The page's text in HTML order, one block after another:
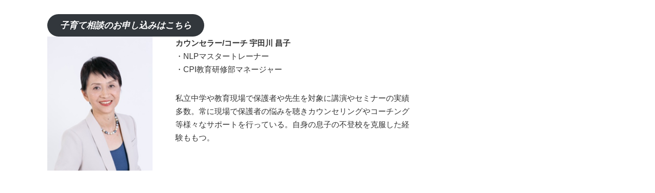
子育て相談のお申し込みはこちら
カウンセラー/コーチ 宇田川 昌子
・NLPマスタートレーナー
・CPI教育研修部マネージャー
私立中学や教育現場で保護者や先生を対象に講演やセミナーの実績
多数。常に現場で保護者の悩みを聴きカウンセリングやコーチング
等様々なサポートを行っている。自身の息子の不登校を克服した経
験ももつ。